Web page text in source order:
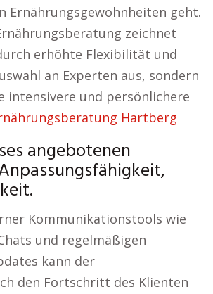
Ernährungsgewohnheiten geht.
zeichnet
erhöhte Flexibilität und
an Experten aus, sondern
intensivere und persönlichere
Hartberg
angebotenen
Kommunikationstools wie
und regelmäßigen
kann der
den Fortschritt des Klienten